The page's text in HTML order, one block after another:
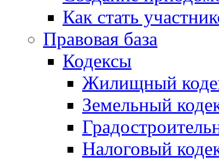
Как стать
Правовая база
Кодексы
Жилищный
Земельный
Налоговый